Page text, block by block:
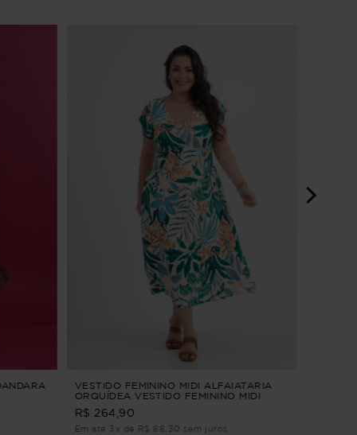
VESTIDO FEMININO MIDI ALFAIATARIA
ORQUÍDEA VESTIDO FEMININO MIDI
ALFAIATARIA Azul M
R$ 264,90
Em até 3x de R$ 88,30 sem juros